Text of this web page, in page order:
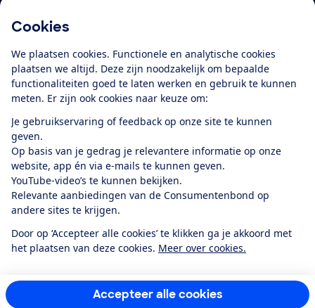
Cookies
We plaatsen cookies. Functionele en analytische cookies
plaatsen we altijd. Deze zijn noodzakelijk om bepaalde
functionaliteiten goed te laten werken en gebruik te kunnen
meten. Er zijn ook cookies naar keuze om:
Je gebruikservaring of feedback op onze site te kunnen
geven.
Op basis van je gedrag je relevantere informatie op onze
website, app én via e-mails te kunnen geven.
YouTube-video’s te kunnen bekijken.
Relevante aanbiedingen van de Consumentenbond op
andere sites te krijgen.
Door op ‘Accepteer alle cookies’ te klikken ga je akkoord met
het plaatsen van deze cookies. Meer over cookies.
Accepteer alle cookies
Alles over de
app
Algemene Voorwaarden
Privacyverklaring
Cookiebeleid
Privacyvoorkeuren
Toegankelijkheid
RSS-feed nieuws
Facebook
TwitterInstagram
YoutubeLinkedIn
12.901consumentenbeoordelen de Consumentenbondmet gemiddeld